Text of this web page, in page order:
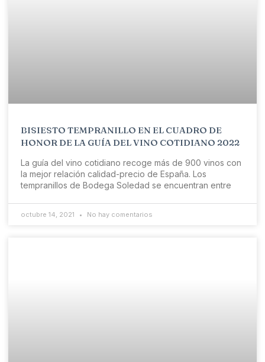
BISIESTO TEMPRANILLO EN EL CUADRO DE
HONOR DE LA GUÍA DEL VINO COTIDIANO 2022
La guía del vino cotidiano recoge más de 900 vinos con
la mejor relación calidad-precio de España. Los
tempranillos de Bodega Soledad se encuentran entre
octubre 14, 2021 No hay comentarios